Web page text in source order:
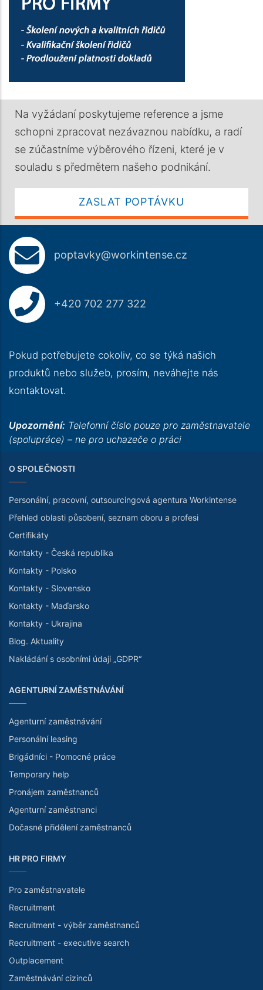
Na vyžádaní poskytujeme reference a jsme
schopni zpracovat nezávaznou nabídku, a radí
se zúčastníme výběrového řízeni, které je v
souladu s předmětem našeho podnikání.
ZASLAT POPTÁVKU
poptavky@workintense.cz
+420 702 277 322
Pokud potřebujete cokoliv, co se týká našich
produktů nebo služeb, prosím, neváhejte nás
kontaktovat.
Upozornění: Telefonní číslo pouze pro zaměstnavatele
(spolupráce) – ne pro uchazeče o práci
O SPOLEČNOSTI
Personální, pracovní, outsourcingová agentura Workintense
Přehled oblasti působení, seznam oboru a profesi
Certifikáty
Kontakty - Česká republika
Kontakty - Polsko
Kontakty - Slovensko
Kontakty - Maďarsko
Kontakty - Ukrajina
Blog. Aktuality
Nakládání s osobními údaji „GDPR“
AGENTURNÍ ZAMĚSTNÁVÁNÍ
Agenturní zaměstnávání
Personální leasing
Brigádníci - Pomocné práce
Temporary help
Pronájem zaměstnanců
Agenturní zaměstnanci
Dočasné přidělení zaměstnanců
HR PRO FIRMY
Pro zaměstnavatele
Recruitment
Recruitment - výběr zaměstnanců
Recruitment - executive search
Outplacement
Zaměstnávání cizinců